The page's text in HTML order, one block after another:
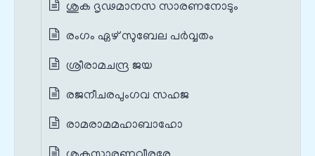
ശുക ദൃഢമാനസ സാരണനോടും
രംഗം ഏഴ് സുബേല പർവ്വതം
ശ്രീരാമചന്ദ്ര ജയ
രജനീചരപുംഗവ സഹജ
രാമരാമമഹാബാഹോ